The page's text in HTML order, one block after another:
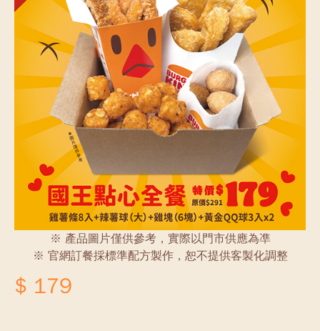
※ 產品圖片僅供參考，實際以門市供應為凖
※ 官網訂餐採標準配方製作，恕不提供客製化調整
$ 179